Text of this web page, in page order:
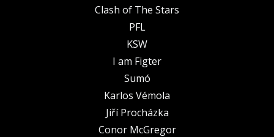
Clash of The Stars
PFL
KSW
I am Figter
Sumó
Karlos Vémola
Jiří Procházka
Conor McGregor